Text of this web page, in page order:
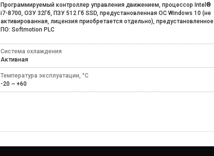
Программируемый контроллер управления движением, процессор Intel®
i7-8700, ОЗУ 32Гб, ПЗУ 512 Гб SSD, предустановленная ОС Windows 10 (не
активированная, лицензия приобретается отдельно), предустановленное
ПО: Softmotion PLC
Система охлаждения
Активная
Температура эксплуатации, °C
-20 ~ +60